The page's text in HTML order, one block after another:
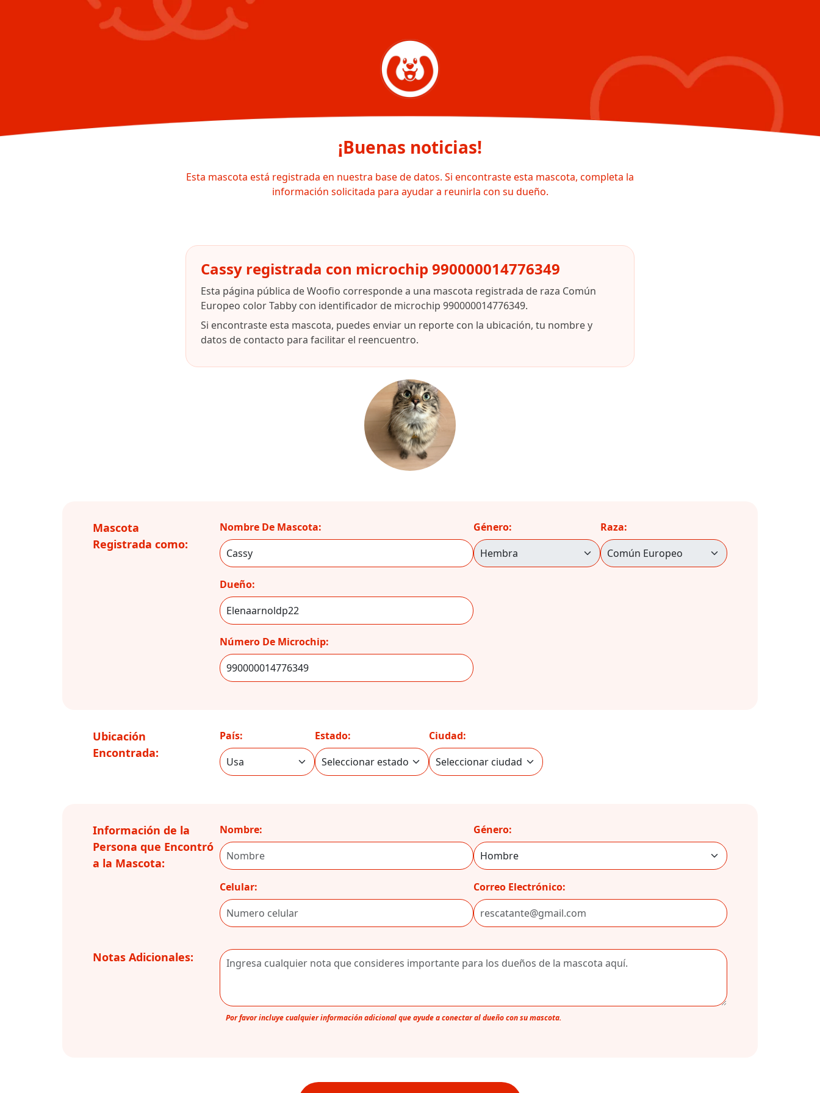
¡Buenas noticias!
Esta mascota está registrada en nuestra base de datos. Si encontraste esta mascota, completa la
información solicitada para ayudar a reunirla con su dueño.
Cassy registrada con microchip 990000014776349
Esta página pública de Woofio corresponde a una mascota registrada de raza Común
Europeo color Tabby con identificador de microchip 990000014776349.
Si encontraste esta mascota, puedes enviar un reporte con la ubicación, tu nombre y
datos de contacto para facilitar el reencuentro.
Mascota
Registrada como:
Nombre De Mascota:
Dueño:
Número De Microchip:
Género: Raza:
Ubicación
Encontrada:
País: Estado: Ciudad:
Información de la
Persona que Encontró
a la Mascota:
Nombre:
Celular:
Género:
Correo Electrónico:
Notas Adicionales:
Por favor incluye cualquier información adicional que ayude a conectar al dueño con su mascota.